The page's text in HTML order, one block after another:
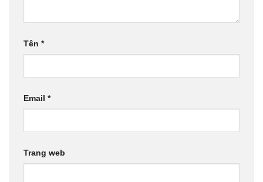
Tên *
Email *
Trang web